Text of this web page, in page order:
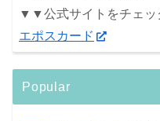
▼▼公式サイトをチェ
エポスカード
Popular